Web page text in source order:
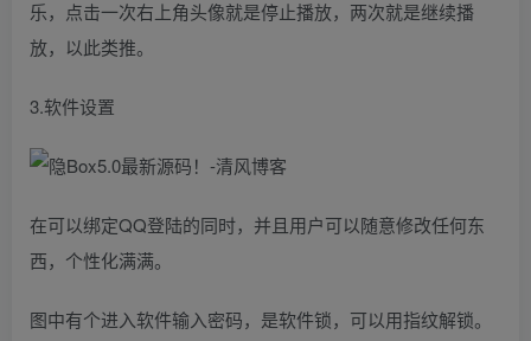
乐，点击一次右上角头像就是停止播放，两次就是继续播
放，以此类推。
3.软件设置
在可以绑定QQ登陆的同时，并且用户可以随意修改任何东
西，个性化满满。
图中有个进入软件输入密码，是软件锁，可以用指纹解锁。